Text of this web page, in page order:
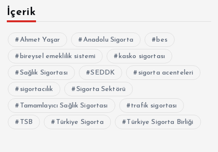
İçerik
Ahmet Yaşar Anadolu Sigorta bes
bireysel emeklilik sistemi kasko sigortası
Sağlık Sigortası SEDDK sigorta acenteleri
sigortacılık Sigorta Sektörü
Tamamlayıcı Sağlık Sigortası trafik sigortası
TSB Türkiye Sigorta Türkiye Sigorta Birliği